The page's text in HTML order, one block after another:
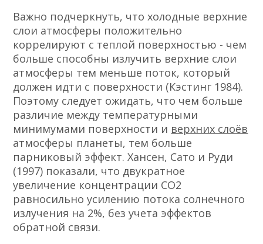
Важно подчеркнуть, что холодные верхние
слои атмосферы положительно
коррелируют с теплой поверхностью - чем
больше способны излучить верхние слои
атмосферы тем меньше поток, который
должен идти с поверхности (Кэстинг 1984).
Поэтому следует ожидать, что чем больше
различие между температурными
минимумами поверхности и верхних слоёв
атмосферы планеты, тем больше
парниковый эффект. Хансен, Сато и Руди
(1997) показали, что двукратное
увеличение концентрации СО2
равносильно усилению потока солнечного
излучения на 2%, без учета эффектов
обратной связи.